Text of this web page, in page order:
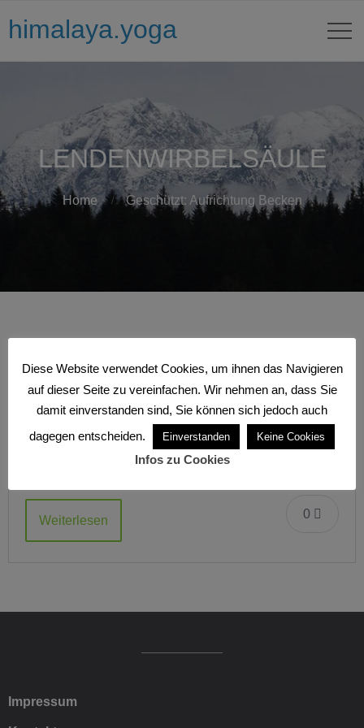
himalaya.yoga
LENDENWIRBELSÄULE
Home Geschützt: Aufrichtung Becken
Geschützt: Aufrichtung Becken
6. AUGUST 2021 USHA MEDICAL YOGA
Es gibt keinen Textauszug, da dies ein geschützter
0
Weiterlesen
Impressum
Diese Website verwendet Cookies, um ihnen das Navigieren
auf dieser Seite zu vereinfachen. Wir nehmen an, dass Sie
damit einverstanden sind, Sie können sich jedoch auch
dagegen entscheiden.
Einverstanden Keine Cookies
Infos zu Cookies